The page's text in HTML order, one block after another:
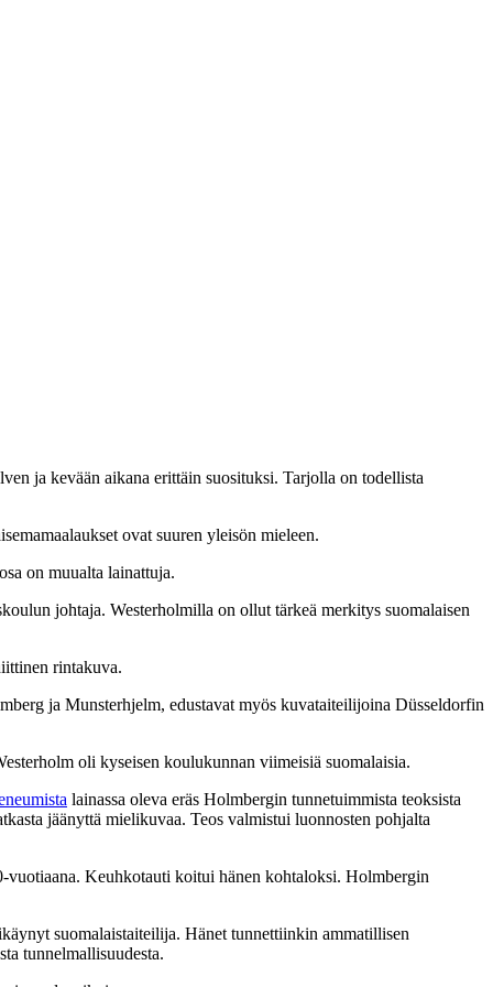
ja kevään aikana erittäin suosituksi. Tarjolla on todellista
ovat suuren yleisön mieleen.
on muualta lainattuja.
johtaja. Westerholmilla on ollut tärkeä merkitys suomalaisen
rintakuva.
ja Munsterhjelm, edustavat myös kuvataiteilijoina Düsseldorfin
oli kyseisen koulukunnan viimeisiä suomalaisia.
lainassa oleva eräs Holmbergin tunnetuimmista teoksista
jäänyttä mielikuvaa. Teos valmistui luonnosten pohjalta
Keuhkotauti koitui hänen kohtaloksi. Holmbergin
suomalaistaiteilija. Hänet tunnettiinkin ammatillisen
tunnelmallisuudesta.